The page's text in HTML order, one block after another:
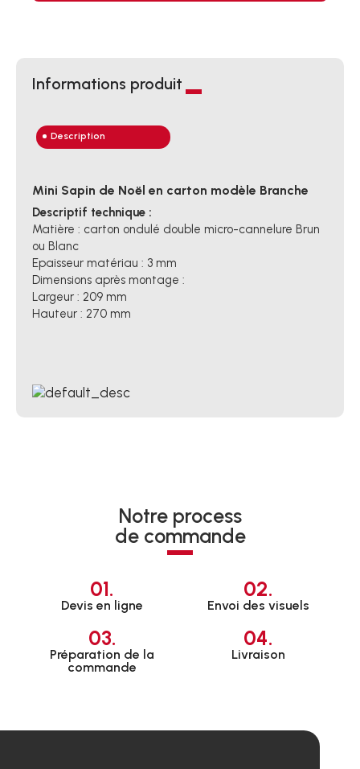
Informations produit
Description
Mini Sapin de Noël en carton modèle Branche
Descriptif technique :
Matière : carton ondulé double micro-cannelure Brun
ou Blanc
Epaisseur matériau : 3 mm
Dimensions après montage :
Largeur : 209 mm
Hauteur : 270 mm
Notre process
de commande
01.
Devis en ligne
02.
Envoi des visuels
03.
Préparation de la
commande
04.
Livraison